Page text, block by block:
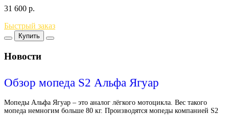
31 600 р.
Быстрый заказ
Купить
Новости
Обзор мопеда S2 Альфа Ягуар
Мопеды Альфа Ягуар – это аналог лёгкого мотоцикла. Вес такого
мопеда немногим больше 80 кг. Производятся мопеды компанией S2